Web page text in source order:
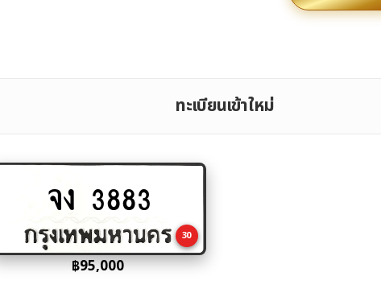
ทะเบียนเข้าใหม่
to
จง 3883
30
฿95,000